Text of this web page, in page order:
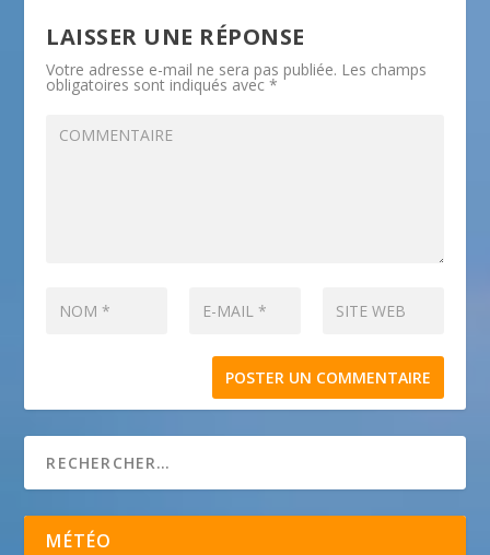
LAISSER UNE RÉPONSE
Votre adresse e-mail ne sera pas publiée. Les champs
obligatoires sont indiqués avec*
MÉTÉO